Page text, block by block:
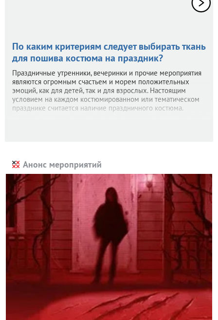
По каким критериям следует выбирать ткань
для пошива костюма на праздник?
Праздничные утренники, вечеринки и прочие мероприятия
являются огромным счастьем и морем положительных
эмоций, как для детей, так и для взрослых. Настоящим
условием на каждом костюмированном или тематическом
празднике считается наличие праздничного костюма.
Анонс мероприятий